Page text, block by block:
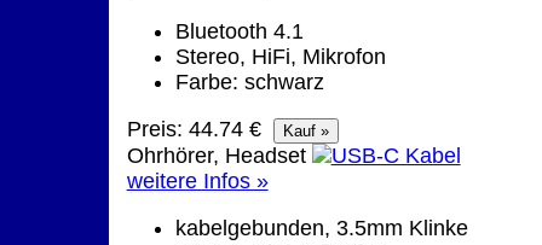
Bluetooth 4.1
Stereo, HiFi, Mikrofon
Farbe: schwarz
Preis: 44.74 €
Ohrhörer, Headset
weitere Infos »
kabelgebunden, 3.5mm Klinke